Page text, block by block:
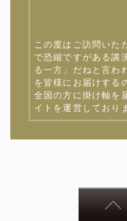
この度はご訪問いた
で恐縮ですがある講
る一方」だねと言わ
を皆様にお届けする
全国の方に掛け軸を
イトを運営しており